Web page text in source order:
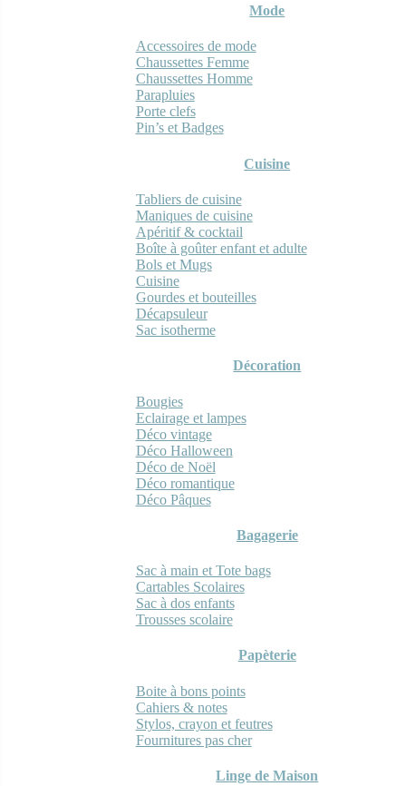
Mode
Accessoires de mode
Chaussettes Femme
Chaussettes Homme
Parapluies
Porte clefs
Pin’s et Badges
Cuisine
Tabliers de cuisine
Maniques de cuisine
Apéritif & cocktail
Boîte à goûter enfant et adulte
Bols et Mugs
Cuisine
Gourdes et bouteilles
Décapsuleur
Sac isotherme
Décoration
Bougies
Eclairage et lampes
Déco vintage
Déco Halloween
Déco de Noël
Déco romantique
Déco Pâques
Bagagerie
Sac à main et Tote bags
Cartables Scolaires
Sac à dos enfants
Trousses scolaire
Papèterie
Boite à bons points
Cahiers & notes
Stylos, crayon et feutres
Fournitures pas cher
Linge de Maison